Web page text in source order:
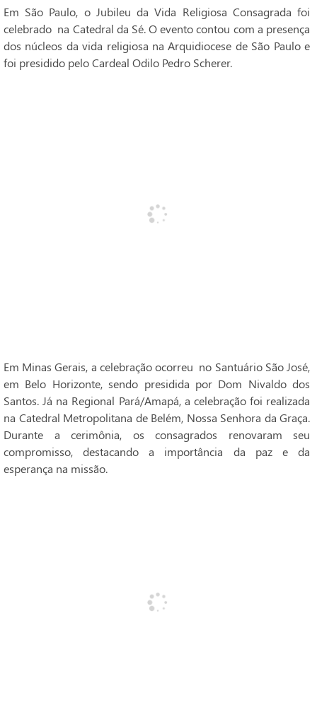
Em São Paulo, o Jubileu da Vida Religiosa Consagrada foi
celebrado na Catedral da Sé. O evento contou com a presença
dos núcleos da vida religiosa na Arquidiocese de São Paulo e
foi presidido pelo Cardeal Odilo Pedro Scherer.
Em Minas Gerais, a celebração ocorreu no Santuário São José,
em Belo Horizonte, sendo presidida por Dom Nivaldo dos
Santos. Já na Regional Pará/Amapá, a celebração foi realizada
na Catedral Metropolitana de Belém, Nossa Senhora da Graça.
Durante a cerimônia, os consagrados renovaram seu
compromisso, destacando a importância da paz e da
esperança na missão.